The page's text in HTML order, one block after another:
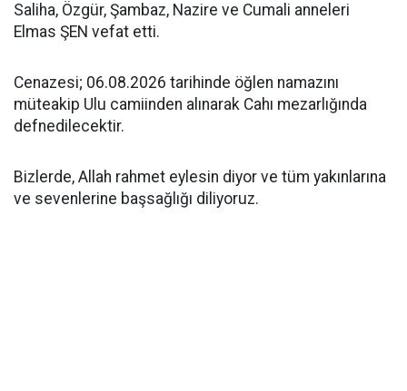
Saliha, Özgür, Şambaz, Nazire ve Cumali anneleri
Elmas ŞEN vefat etti.
Cenazesi; 06.08.2026 tarihinde öğlen namazını
müteakip Ulu camiinden alınarak Cahı mezarlığında
defnedilecektir.
Bizlerde, Allah rahmet eylesin diyor ve tüm yakınlarına
ve sevenlerine başsağlığı diliyoruz.